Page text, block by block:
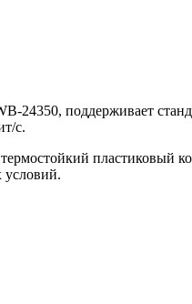
24350, поддерживает
с.
пластиковый
условий.